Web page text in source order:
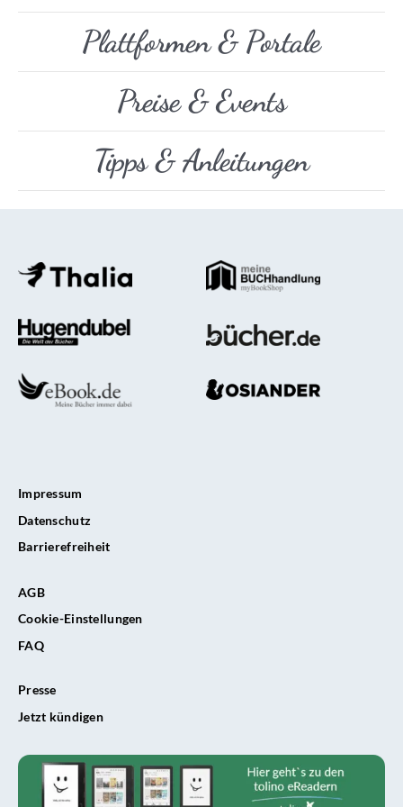
Plattformen & Portale
Preise & Events
Tipps & Anleitungen
Impressum
Datenschutz
Barrierefreiheit
AGB
Cookie-Einstellungen
FAQ
Presse
Jetzt kündigen